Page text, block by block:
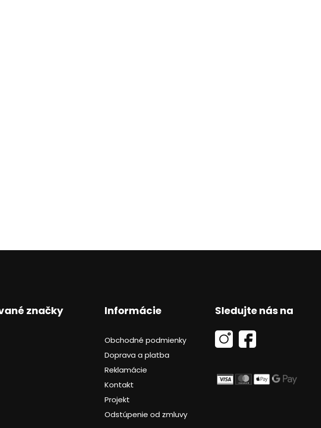
Sledujte nás na
značky Informácie
Obchodné podmienky
Doprava a platba
Reklamácie
Kontakt
Projekt
Odstúpenie od zmluvy